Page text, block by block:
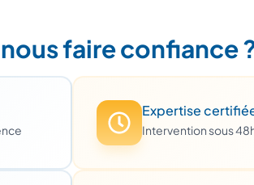
faire confiance
Expertise
Intervention sous